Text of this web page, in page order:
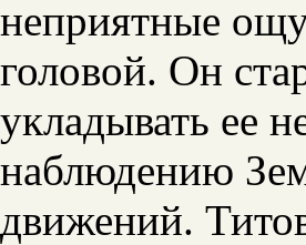
неприятные
головой. Он
укладывать ее
наблюдению
движений.